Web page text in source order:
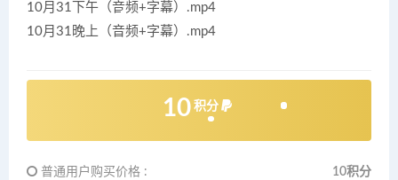
10月31下午（音频+字幕）.mp4
10月31晚上（音频+字幕）.mp4
10 积分
普通用户购买价格 : 10积分